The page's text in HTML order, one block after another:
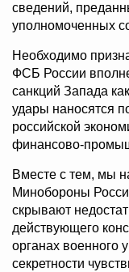
сведений,
уполномоченных
Необходимо
ФСБ России
санкций Запада
удары наносятся
российской
финансово-
Вместе с тем, мы
Минобороны
скрывают
действующего
органах военного
секретности